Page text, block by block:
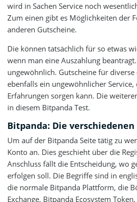
wird in Sachen Service noch
Zum einen gibt es Möglichkeiten der
anderen Gutscheine.
Die können tatsächlich für so etwas
wenn man eine Auszahlung
ungewöhnlich. Gutscheine für diverse
ebenfalls ein ungewöhnlicher
Erfahrungen sorgen kann. Die
in diesem Bitpanda Test.
Bitpanda: Die
Um auf der Bitpanda Seite tätig zu
Konto an. Dies geschieht über die
Anschluss fällt die Entscheidung, wo
erfolgen soll. Die Begriffe sind in
die normale Bitpanda Plattform, die
Exchange, Bitpanda Ecosystem